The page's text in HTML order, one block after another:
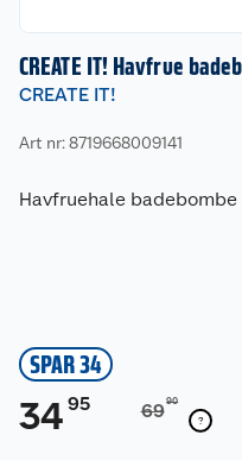
CREATE IT! Havfrue
CREATE IT!
Art nr: 8719668009141
Havfruehale badebombe
SPAR 34
34 95 6990